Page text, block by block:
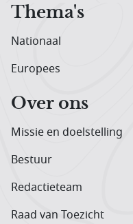
Thema's
Nationaal
Europees
Over ons
Missie en doelstelling
Bestuur
Redactieteam
Raad van Toezicht